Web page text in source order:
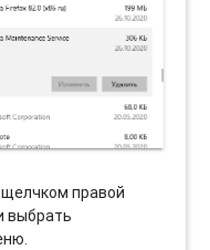
правой
выбрать